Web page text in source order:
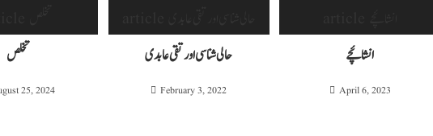
تخلص
25, 2024
حالی شناسی اور تقی عابدی
February 3, 2022
انشائچے
April 6, 2023